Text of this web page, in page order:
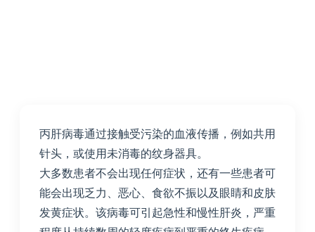
丙肝病毒通过接触受污染的血液传播，例如共用
针头，或使用未消毒的纹身器具。
大多数患者不会出现任何症状，还有一些患者可
能会出现乏力、恶心、食欲不振以及眼睛和皮肤
发黄症状。该病毒可引起急性和慢性肝炎，严重